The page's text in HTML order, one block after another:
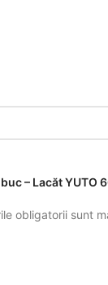
– Lacăt YUTO
obligatorii sunt